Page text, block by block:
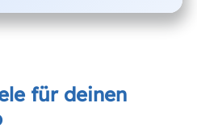
für deinen